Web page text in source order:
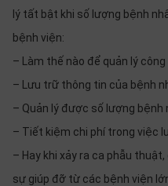
lý tất bật khi số lượng bệnh
bệnh viện:
– Làm thế nào để quản lý
– Lưu trữ thông tin của bệnh
– Quản lý được số lượng bệnh
– Tiết kiệm chi phí trong việc
– Hay khi xảy ra ca phẫu
sự giúp đỡ từ các bệnh viện
Tin
tức
Liên
thiệu
NGÔN
NGỮ